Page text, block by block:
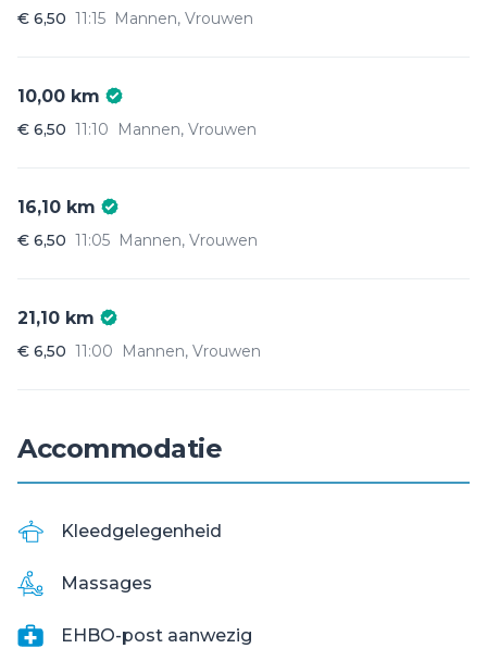
11:15 Mannen, Vrouwen
€ 6,50
10,00 km
11:10 Mannen, Vrouwen
€ 6,50
16,10 km
11:05 Mannen, Vrouwen
€ 6,50
21,10 km
11:00 Mannen, Vrouwen
€ 6,50
Accommodatie
Kleedgelegenheid
Massages
EHBO-post aanwezig